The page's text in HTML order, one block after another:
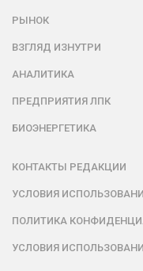
РЫНОК
ВЗГЛЯД ИЗНУТРИ
АНАЛИТИКА
ПРЕДПРИЯТИЯ ЛПК
БИОЭНЕРГЕТИКА
КОНТАКТЫ РЕДАКЦИИ
УСЛОВИЯ
ПОЛИТИКА
УСЛОВИЯ